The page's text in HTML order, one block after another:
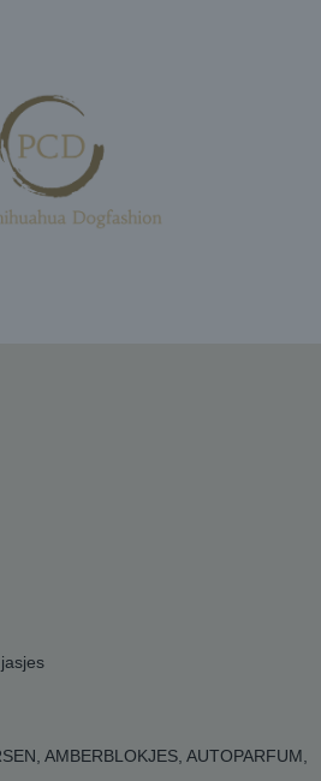
AMBERBLOKJES, AUTOPARFUM,